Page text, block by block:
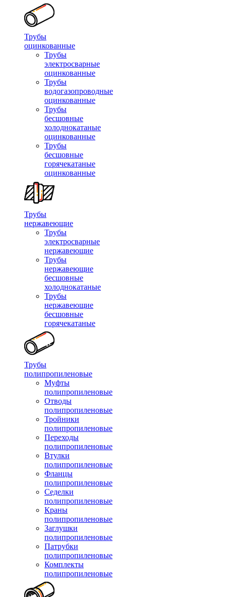
Трубы
оцинкованные
Трубы
электросварные
оцинкованные
Трубы
водогазопроводные
оцинкованные
Трубы
бесшовные
холоднокатаные
оцинкованные
Трубы
бесшовные
горячекатаные
оцинкованные
Трубы
нержавеющие
Трубы
электросварные
нержавеющие
Трубы
нержавеющие
бесшовные
холоднокатаные
Трубы
нержавеющие
бесшовные
горячекатаные
Трубы
полипропиленовые
Муфты
полипропиленовые
Отводы
полипропиленовые
Тройники
полипропиленовые
Переходы
полипропиленовые
Втулки
полипропиленовые
Фланцы
полипропиленовые
Седелки
полипропиленовые
Краны
полипропиленовые
Заглушки
полипропиленовые
Патрубки
полипропиленовые
Комплекты
полипропиленовые